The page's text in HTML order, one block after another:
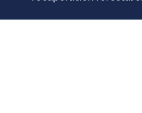
Mariano H. Zapata visitan
recuperación forestal